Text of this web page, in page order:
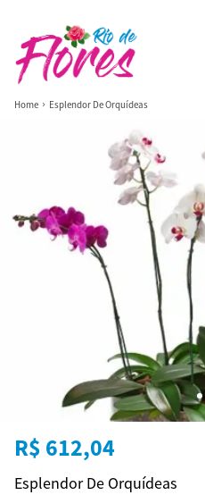
Home Esplendor De Orquídeas
R$ 612,04
Esplendor De Orquídeas